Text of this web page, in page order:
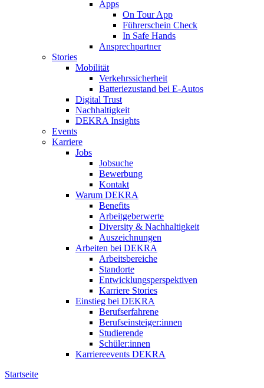
Apps
On Tour App
Führerschein Check
In Safe Hands
Ansprechpartner
Stories
Mobilität
Verkehrssicherheit
Batteriezustand bei E-Autos
Digital Trust
Nachhaltigkeit
DEKRA Insights
Events
Karriere
Jobs
Jobsuche
Bewerbung
Kontakt
Warum DEKRA
Benefits
Arbeitgeberwerte
Diversity & Nachhaltigkeit
Auszeichnungen
Arbeiten bei DEKRA
Arbeitsbereiche
Standorte
Entwicklungsperspektiven
Karriere Stories
Einstieg bei DEKRA
Berufserfahrene
Berufseinsteiger:innen
Studierende
Schüler:innen
Karriereevents DEKRA
Startseite